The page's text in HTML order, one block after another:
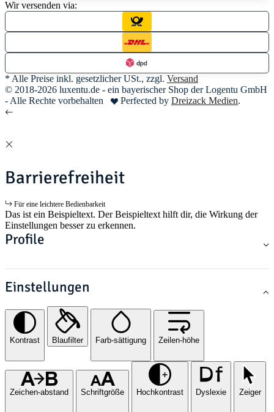
Wir versenden via:
* Alle Preise inkl. gesetzlicher USt., zzgl. Versand
© 2018-2026 luxentu.de - ein bayerischer Shop der Logentu GmbH
- Alle Rechte vorbehalten
Perfected by Dreizack Medien.
Barrierefreiheit
Für eine leichtere Bedienbarkeit
Das ist ein Beispieltext. Der Beispieltext hilft dir, die Wirkung der
Einstellungen besser zu erkennen.
Profile
Einstellungen
Kontrast Blaufilter Farb-sättigung Zeilen-höhe
Zeichen-abstand Schriftgröße Hochkontrast Dyslexie Zeiger